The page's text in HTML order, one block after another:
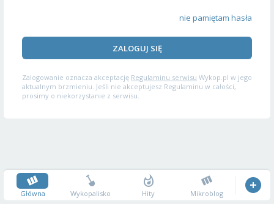
nie pamiętam hasła
ZALOGUJ SIĘ
Zalogowanie oznacza akceptację Regulaminu serwisu Wykop.pl w jego
aktualnym brzmieniu. Jeśli nie akceptujesz Regulaminu w całości,
prosimy o niekorzystanie z serwisu.
Główna Wykopalisko Hity Mikroblog